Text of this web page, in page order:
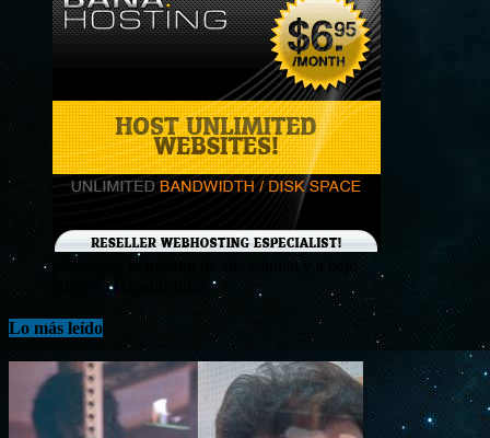
¡Consigue tu hosting de alta calidad y a bajo
costo en Banahosting!
Lo más leído